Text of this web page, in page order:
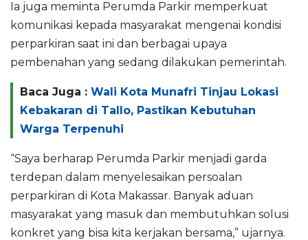
Ia juga meminta Perumda Parkir memperkuat
komunikasi kepada masyarakat mengenai kondisi
perparkiran saat ini dan berbagai upaya
pembenahan yang sedang dilakukan pemerintah.
Baca Juga : Wali Kota Munafri Tinjau Lokasi
Kebakaran di Tallo, Pastikan Kebutuhan
Warga Terpenuhi
“Saya berharap Perumda Parkir menjadi garda
terdepan dalam menyelesaikan persoalan
perparkiran di Kota Makassar. Banyak aduan
masyarakat yang masuk dan membutuhkan solusi
konkret yang bisa kita kerjakan bersama,” ujarnya.